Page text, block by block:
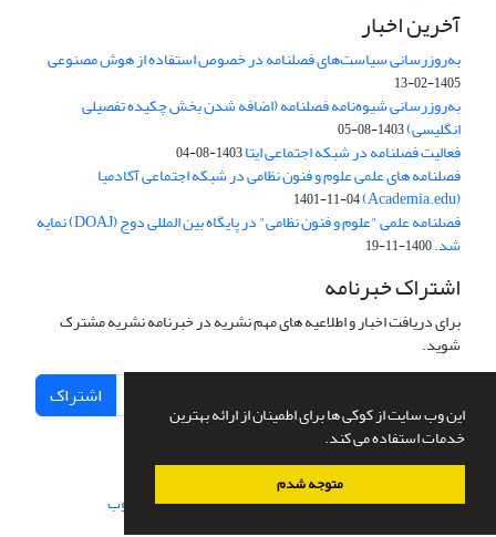
این وب سایت از کوکی ها برای اطمینان از ارائه بهترین
خدمات استفاده می کند.
متوجه شدم
آخرین اخبار
به‌روزرسانی سیاست‌های فصلنامه در خصوص استفاده از هوش مصنوعی
1405-02-13
به‌روزرسانی شیوه‌نامه فصلنامه (اضافه شدن بخش چکیده تفصیلی
انگلیسی)1403-08-05
فعالیت فصلنامه در شبکه اجتماعی ایتا1403-08-04
فصلنامه های علمی علوم و فنون نظامی در شبکه اجتماعی آکادمیا
(Academia.edu)
1401-11-04
فصلنامه علمی "علوم و فنون نظامی" در پایگاه بین المللی دوج (DOAJ) نمایه
شد.1400-11-19
اشتراک خبرنامه
برای دریافت اخبار و اطلاعیه های مهم نشریه در خبرنامه نشریه مشترک
شوید.
اشتراک
سامانه مدیریت نشریات علمی.طراحی و پیاده سازی از سیناوب